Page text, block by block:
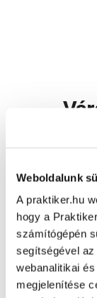
Weboldalunk
A praktiker.hu
hogy a
számítógépén
segítségével az
webanalitikai
megjelenítése